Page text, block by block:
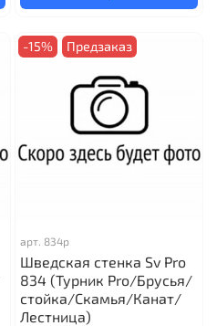
-15% Предзаказ
арт. 834р
Шведская стенка Sv Pro
834 (Турник Pro/Брусья/
стойка/Скамья/Канат/
Лестница)